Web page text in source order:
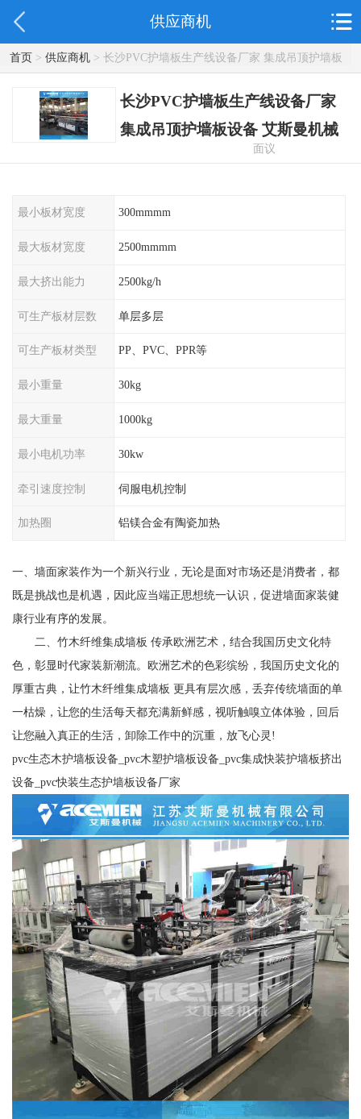
供应商机
首页> 供应商机> 长沙PVC护墙板生产线设备厂家 集成吊顶护墙板
设备 艾斯曼机械
长沙PVC护墙板生产线设备厂家
集成吊顶护墙板设备 艾斯曼机械
面议
最小板材宽度 300mmmm
最大板材宽度 2500mmmm
最大挤出能力 2500kg/h
可生产板材层数 单层多层
可生产板材类型 PP、PVC、PPR等
最小重量 30kg
最大重量 1000kg
最小电机功率 30kw
牵引速度控制 伺服电机控制
加热圈 铝镁合金有陶瓷加热
一、墙面家装作为一个新兴行业，无论是面对市场还是消费者，都
既是挑战也是机遇，因此应当端正思想统一认识，促进墙面家装健
康行业有序的发展。
二、竹木纤维集成墙板 传承欧洲艺术，结合我国历史文化特
色，彰显时代家装新潮流。欧洲艺术的色彩缤纷，我国历史文化的
厚重古典，让竹木纤维集成墙板 更具有层次感，丢弃传统墙面的单
一枯燥，让您的生活每天都充满新鲜感，视听触嗅立体体验，回后
让您融入真正的生活，卸除工作中的沉重，放飞心灵!
pvc生态木护墙板设备_pvc木塑护墙板设备_pvc集成快装护墙板挤出
设备_pvc快装生态护墙板设备厂家